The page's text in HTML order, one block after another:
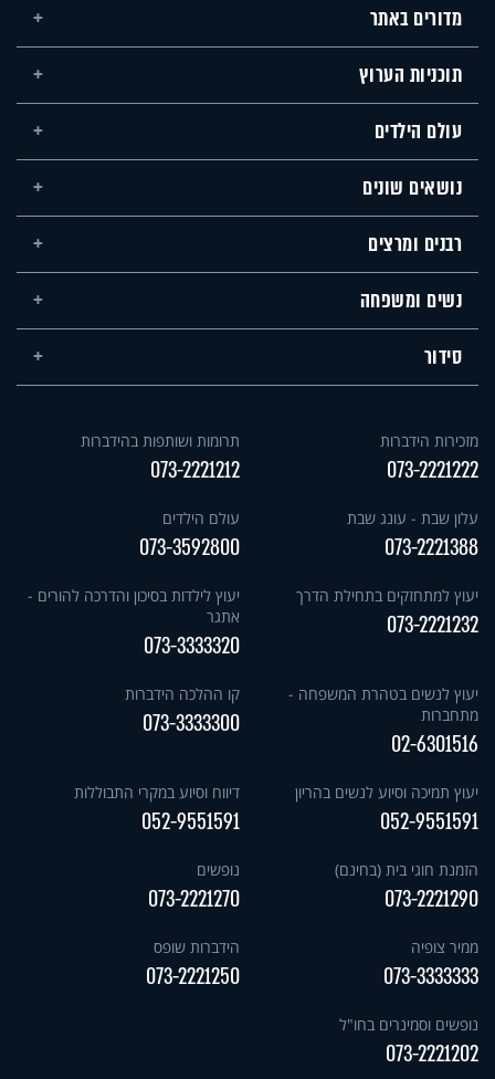
מדורים באתר
תוכניות הערוץ
עולם הילדים
נושאים שונים
רבנים ומרצים
נשים ומשפחה
סידור
מזכירות הידברות
073-2221222
תרומות ושותפות בהידברות
073-2221212
עלון שבת - עונג שבת
073-2221388
עולם הילדים
073-3592800
יעוץ למתחזקים בתחילת הדרך
073-2221232
יעוץ לילדות בסיכון והדרכה להורים -
אתגר
073-3333320
יעוץ לנשים בטהרת המשפחה -
מתחברות
02-6301516
קו ההלכה הידברות
073-3333300
יעוץ תמיכה וסיוע לנשים בהריון
052-9551591
דיווח וסיוע במקרי התבוללות
052-9551591
הזמנת חוגי בית (בחינם)
073-2221290
נופשים
073-2221270
ממיר צופיה
073-3333333
הידברות שופס
073-2221250
נופשים וסמינרים בחו"ל
073-2221202